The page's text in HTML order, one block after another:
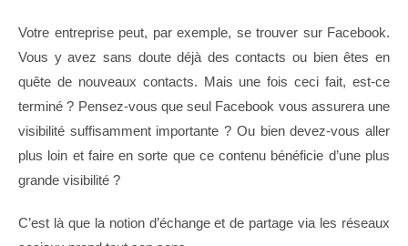
Votre entreprise peut, par exemple, se trouver sur Facebook.
Vous y avez sans doute déjà des contacts ou bien êtes en
quête de nouveaux contacts. Mais une fois ceci fait, est-ce
terminé ? Pensez-vous que seul Facebook vous assurera une
visibilité suffisamment importante ? Ou bien devez-vous aller
plus loin et faire en sorte que ce contenu bénéficie d’une plus
grande visibilité ?
C’est là que la notion d’échange et de partage via les réseaux